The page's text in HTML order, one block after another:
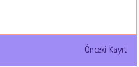
Önceki Kayıt